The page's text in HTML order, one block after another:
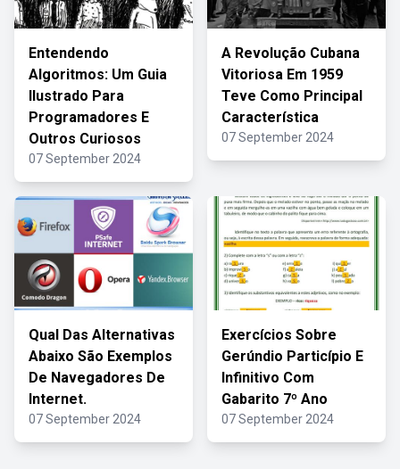
Entendendo
Algoritmos: Um Guia
Ilustrado Para
Programadores E
Outros Curiosos
07 September 2024
A Revolução Cubana
Vitoriosa Em 1959
Teve Como Principal
Característica
07 September 2024
Qual Das Alternativas
Abaixo São Exemplos
De Navegadores De
Internet.
07 September 2024
Exercícios Sobre
Gerúndio Particípio E
Infinitivo Com
Gabarito 7º Ano
07 September 2024